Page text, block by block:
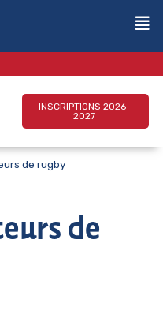
INSCRIPTIONS 2026-
2027
de rugby
de